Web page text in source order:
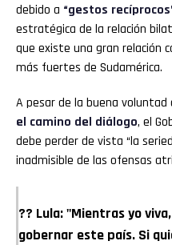
debido a “gestos
estratégica de la relación
que existe una gran relación
más fuertes de Sudamérica.
A pesar de la buena
el camino del diálogo, el
debe perder de vista “la
inadmisible de las ofensas
?? Lula: "Mientras yo
gobernar este país. Si